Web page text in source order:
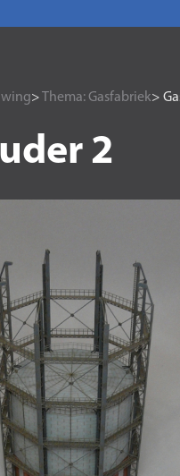
> Thema: Gasfabriek>
2